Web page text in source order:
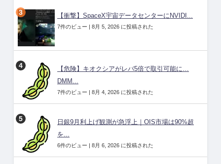
【衝撃】SpaceX宇宙データセンターにNVIDI...
7件のビュー | 8月 5, 2026 に投稿された
【危険】キオクシアがレバ5倍で取引可能に…
DMM...
7件のビュー | 8月 4, 2026 に投稿された
日銀9月利上げ観測が急浮上｜OIS市場は90%超
を...
6件のビュー | 8月 6, 2026 に投稿された